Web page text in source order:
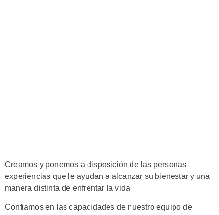
Creamos y ponemos a disposición de las personas
experiencias que le ayudan a alcanzar su bienestar y una
manera distinta de enfrentar la vida.
Confiamos en las capacidades de nuestro equipo de